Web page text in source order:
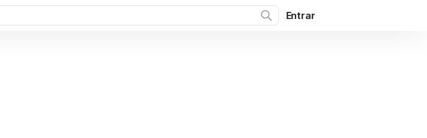
Entrar